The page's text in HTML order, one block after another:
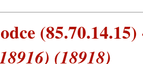
(18918)